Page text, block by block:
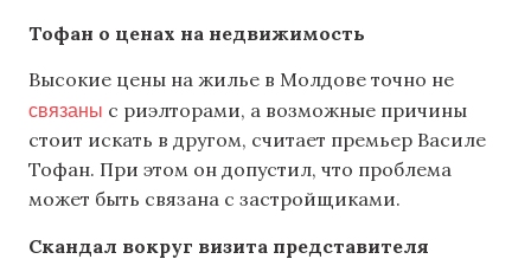
Тофан о ценах на недвижимость
Высокие цены на жилье в Молдове точно не
связаны с риэлторами, а возможные причины
стоит искать в другом, считает премьер Василе
Тофан. При этом он допустил, что проблема
может быть связана с застройщиками.
Скандал вокруг визита представителя